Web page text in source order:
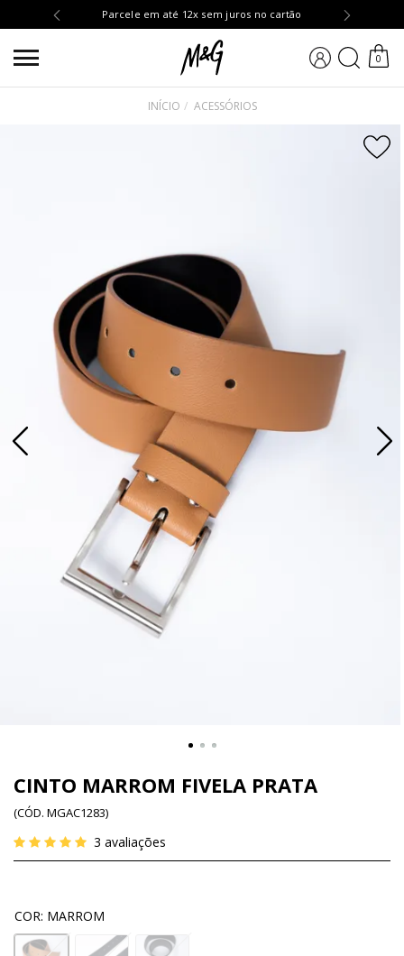
Parcele em até 12x sem juros no cartão
0
INÍCIO ACESSÓRIOS
CINTO MARROM FIVELA PRATA
(CÓD. MGAC1283)
3 avaliações
COR: MARROM